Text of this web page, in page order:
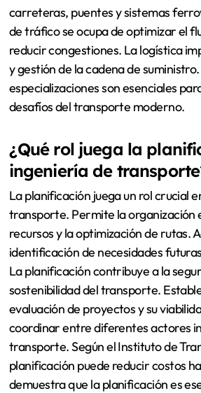
carreteras, puentes y sistemas
de tráfico se ocupa de optimizar el
reducir congestiones. La logística
y gestión de la cadena de
especializaciones son esenciales
desafíos del transporte moderno.
¿Qué rol juega la
ingeniería de
La planificación juega un rol crucial
transporte. Permite la organización
recursos y la optimización de rutas.
identificación de necesidades
La planificación contribuye a la
sostenibilidad del transporte.
evaluación de proyectos y su
coordinar entre diferentes actores
transporte. Según el Instituto de
planificación puede reducir costos
demuestra que la planificación es